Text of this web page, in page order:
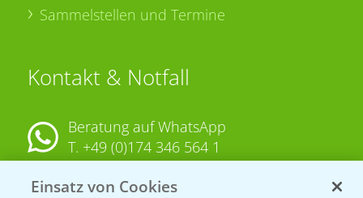
Sammelstellen und Termine
Kontakt & Notfall
Beratung auf WhatsApp
T. +49 (0)174 346 564 1
KONTAKT
Einsatz von Cookies